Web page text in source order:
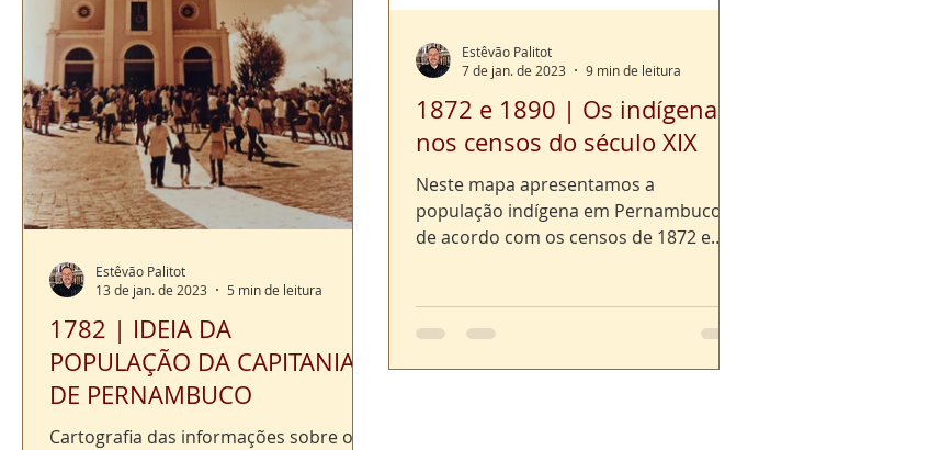
1782 | IDEIA DA
POPULAÇÃO DA CAPITANIA
DE PERNAMBUCO
Cartografia das informações sobre os
Estêvão Palitot
13 de jan. de 2023
5 min de leitura
1872 e 1890 | Os indígenas
nos censos do século XIX
Neste mapa apresentamos a
população indígena em Pernambuco
de acordo com os censos de 1872 e
Estêvão Palitot
7 de jan. de 2023
9 min de leitura